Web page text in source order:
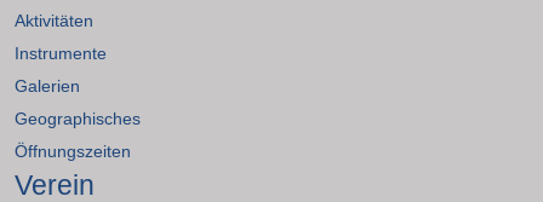
Aktivitäten
Instrumente
Galerien
Geographisches
Öffnungszeiten
Verein